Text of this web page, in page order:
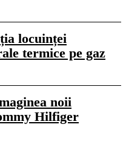
locuinței
termice pe gaz
noii
Hilfiger